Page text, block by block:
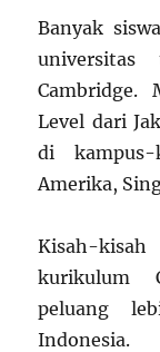
Banyak
Cambridge.
Level dari
di
Amerika,
Kisah-
kurikulum
peluang
Indonesia.